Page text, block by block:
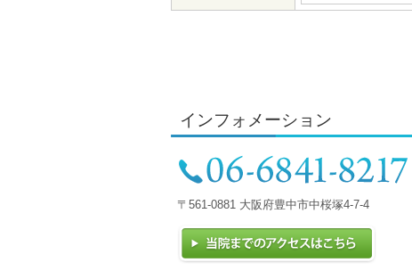
インフォメーション
〒561-0881 大阪府豊中市中桜塚4-7-4